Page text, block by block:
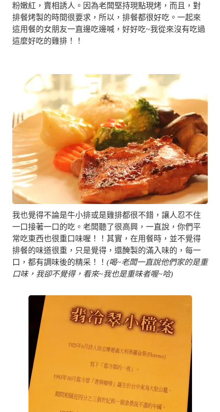
粉嫩紅，賣相誘人。因為老闆堅持現點現烤，而且，對
排餐烤製的時間很要求，所以，排餐都很好吃。一起來
這用餐的女朋友一直邊吃邊喊，好好吃~我從來沒有吃過
這麼好吃的雞排！！
我也覺得不論是牛小排或是雞排都很不錯，讓人忍不住
一口接著一口的吃。老闆聽了很高興，一直說，你們平
常吃東西也很重口味喔！！其實，在用餐時，並不覺得
排餐的味道很重，只是覺得，還醃製的滿入味的，每一
口，都有調味後的精采！！ (喝~老闆一直說他們家的是重
口味，我卻不覺得，看來~我也是重味者喔~哈)